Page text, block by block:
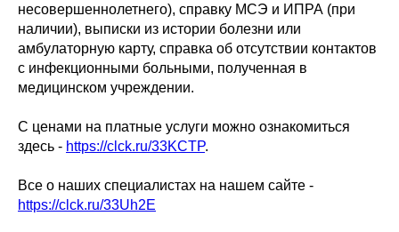
несовершеннолетнего), справку МСЭ и ИПРА (при
наличии), выписки из истории болезни или
амбулаторную карту, справка об отсутствии контактов
с инфекционными больными, полученная в
медицинском учреждении.
С ценами на платные услуги можно ознакомиться
здесь - https://clck.ru/33KCTP.
Все о наших специалистах на нашем сайте -
https://clck.ru/33Uh2E